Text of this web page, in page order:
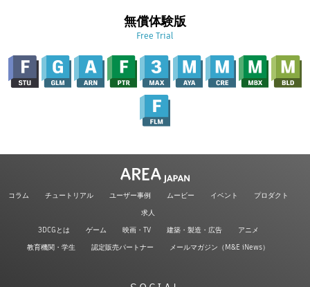
無償体験版
Free Trial
コラム チュートリアル ユーザー事例 ムービー イベント
プロダクト
求人
3DCGとは
ゲーム 映画・TV 建築・製造・広告
アニメ
教育機関・学生
認定販売パートナー メールマガジン（M&E iNews）